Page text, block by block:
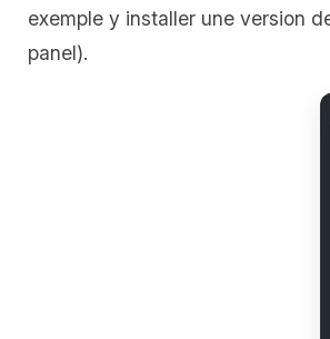
exemple y installer une version
panel).